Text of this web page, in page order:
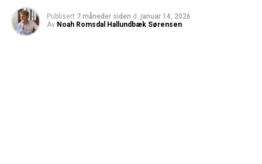
Publisert 7 måneder siden d. januar 14, 2026
Av Noah Romsdal Hallundbæk Sørensen